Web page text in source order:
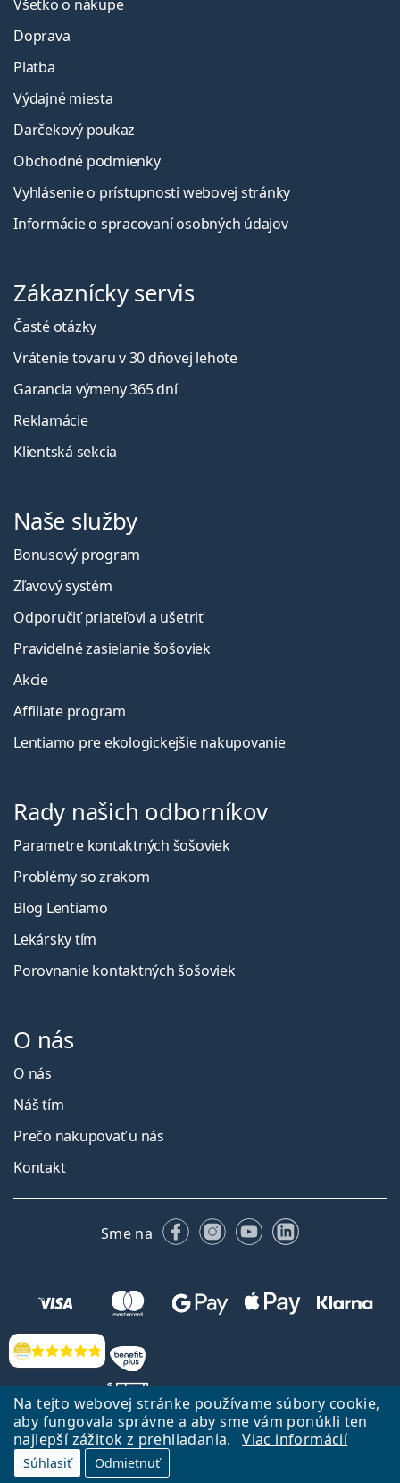
Na tejto webovej stránke používame súbory cookie,
aby fungovala správne a aby sme vám ponúkli ten
najlepší zážitok z prehliadania.
Viac informácií
Súhlasiť Odmietnuť
Hodnotenia
Všetko o nákupe
Doprava
Platba
Výdajné miesta
Darčekový poukaz
Obchodné podmienky
Vyhlásenie o prístupnosti webovej stránky
Informácie o spracovaní osobných údajov
Zákaznícky servis
Časté otázky
Vrátenie tovaru v 30 dňovej lehote
Garancia výmeny 365 dní
Reklamácie
Klientská sekcia
Naše služby
Bonusový program
Zľavový systém
Odporučiť priateľovi a ušetriť
Pravidelné zasielanie šošoviek
Akcie
Affiliate program
Lentiamo pre ekologickejšie nakupovanie
Rady našich odborníkov
Parametre kontaktných šošoviek
Problémy so zrakom
Blog Lentiamo
Lekársky tím
Porovnanie kontaktných šošoviek
O nás
O nás
Náš tím
Prečo nakupovať u nás
Kontakt
Sme na FacebookuInstagrame
YouTubeLinkedIn
Späť na Úvodnu stránku